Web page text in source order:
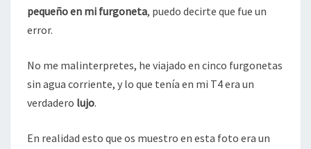
pequeño en mi furgoneta, puedo decirte que fue un
error.
No me malinterpretes, he viajado en cinco furgonetas
sin agua corriente, y lo que tenía en mi T4 era un
verdadero lujo.
En realidad esto que os muestro en esta foto era un